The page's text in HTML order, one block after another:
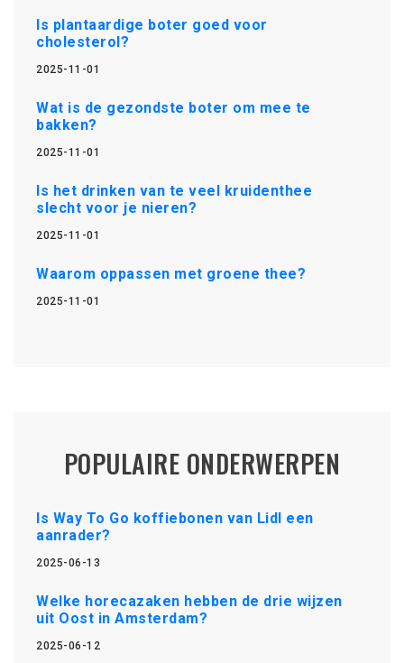
Is plantaardige boter goed voor
cholesterol?
2025-11-01
Wat is de gezondste boter om mee te
bakken?
2025-11-01
Is het drinken van te veel kruidenthee
slecht voor je nieren?
2025-11-01
Waarom oppassen met groene thee?
2025-11-01
POPULAIRE ONDERWERPEN
Is Way To Go koffiebonen van Lidl een
aanrader?
2025-06-13
Welke horecazaken hebben de drie wijzen
uit Oost in Amsterdam?
2025-06-12